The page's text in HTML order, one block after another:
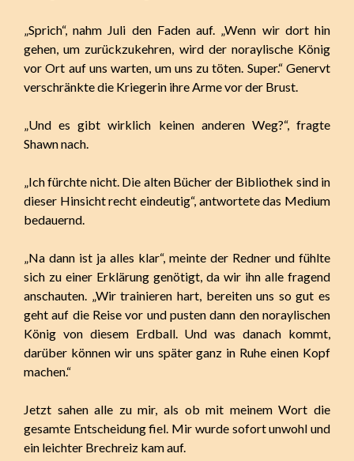
„Sprich“, nahm Juli den Faden auf. „Wenn wir dort hin
gehen, um zurückzukehren, wird der noraylische König
vor Ort auf uns warten, um uns zu töten. Super.“ Genervt
verschränkte die Kriegerin ihre Arme vor der Brust.
„Und es gibt wirklich keinen anderen Weg?“, fragte
Shawn nach.
„Ich fürchte nicht. Die alten Bücher der Bibliothek sind in
dieser Hinsicht recht eindeutig“, antwortete das Medium
bedauernd.
„Na dann ist ja alles klar“, meinte der Redner und fühlte
sich zu einer Erklärung genötigt, da wir ihn alle fragend
anschauten. „Wir trainieren hart, bereiten uns so gut es
geht auf die Reise vor und pusten dann den noraylischen
König von diesem Erdball. Und was danach kommt,
darüber können wir uns später ganz in Ruhe einen Kopf
machen.“
Jetzt sahen alle zu mir, als ob mit meinem Wort die
gesamte Entscheidung fiel. Mir wurde sofort unwohl und
ein leichter Brechreiz kam auf.